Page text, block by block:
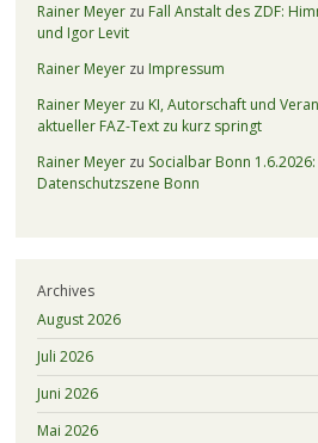
Rainer Meyerzu Fall Anstalt des ZDF:
und Igor Levit
Rainer Meyerzu Impressum
Rainer Meyerzu KI, Autorschaft und
aktueller FAZ-Text zu kurz springt
Rainer Meyerzu Socialbar Bonn
Datenschutzszene Bonn
Archives
August 2026
Juli 2026
Juni 2026
Mai 2026